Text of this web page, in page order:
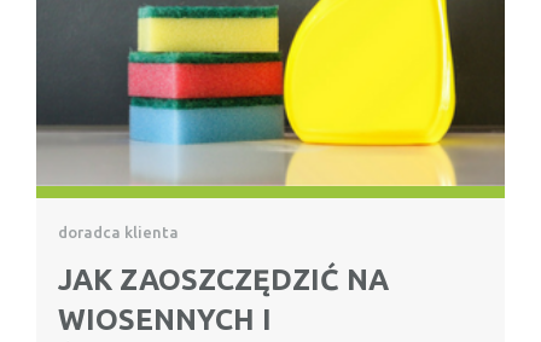
doradca klienta
JAK ZAOSZCZĘDZIĆ NA
WIOSENNYCH I